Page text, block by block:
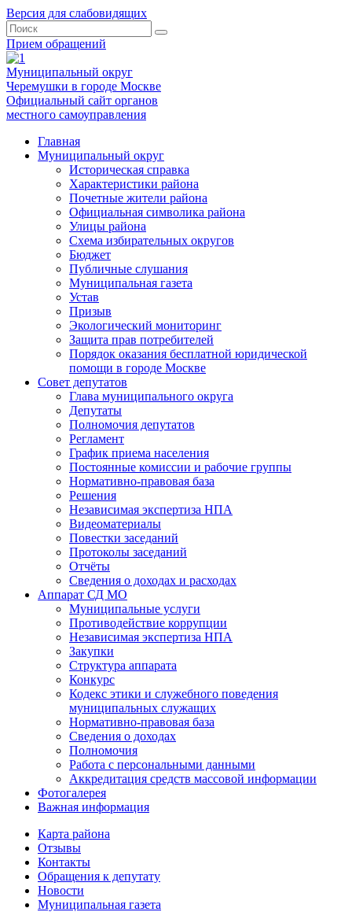
Версия для слабовидящих
Прием обращений
Муниципальный округ
Черемушки в городе Москве
Официальный сайт органов
местного самоуправления
Главная
Муниципальный округ
Историческая справка
Характеристики района
Почетные жители района
Официальная символика района
Улицы района
Схема избирательных округов
Бюджет
Публичные слушания
Муниципальная газета
Устав
Призыв
Экологический мониторинг
Защита прав потребителей
Порядок оказания бесплатной юридической
помощи в городе Москве
Совет депутатов
Глава муниципального округа
Депутаты
Полномочия депутатов
Регламент
График приема населения
Постоянные комиссии и рабочие группы
Нормативно-правовая база
Решения
Независимая экспертиза НПА
Видеоматериалы
Повестки заседаний
Протоколы заседаний
Отчёты
Сведения о доходах и расходах
Аппарат СД МО
Муниципальные услуги
Противодействие коррупции
Независимая экспертиза НПА
Закупки
Структура аппарата
Конкурс
Кодекс этики и служебного поведения
муниципальных служащих
Нормативно-правовая база
Сведения о доходах
Полномочия
Работа с персональными данными
Аккредитация средств массовой информации
Фотогалерея
Важная информация
Карта района
Отзывы
Контакты
Обращения к депутату
Новости
Муниципальная газета